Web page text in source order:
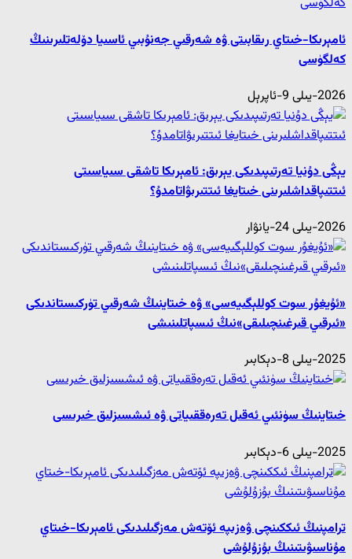
ئامېرىكا-خىتاي رىقابىتى ۋە شەرقىي جەنۇبىي ئاسىيا دۆلەتلىرىنىڭ
كەلگۈسى
2026-يىلى 9-ئاپرېل
يېڭى دۇنيا تەرتىپىدىكى يېرىق: ئامېرىكا تاشقى سىياسىتى
ئىتتىپاقداشلىرىنى خىتايغا ئىتتىرىۋاتامدۇ؟
2026-يىلى 24-يانۋار
«ئۇيغۇر سوت كوللېگىيەسى» ۋە خىتاينىڭ شەرقىي تۈركىستاندىكى
«ئىرقىي قىرغىنچىلىقى»نىڭ ئىسپاتلىنىشى
2025-يىلى 8-دېكابىر
خىتاينىڭ سۈنئىي ئەقىل تەرەققىياتى ۋە ئىشسىزلىق خىرىسى
2025-يىلى 6-دېكابىر
ترامپنىڭ ئىككىنچى ۋەزىپە ئۆتەش مەزگىلىدىكى ئامېرىكا-خىتاي
مۇناسىۋىتىنىڭ بۇزۇلۇشى